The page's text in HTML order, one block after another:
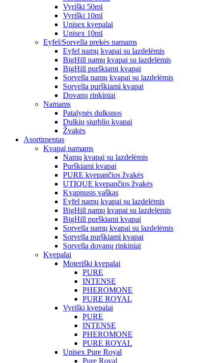
Vyriški 50ml
Vyriški 10ml
Unisex kvepalai
Unisex 10ml
Eyfel/Sorvella prekės namams
Eyfel namų kvapai su lazdelėmis
BigHill namų kvapai su lazdelėmis
BigHill purškiami kvapai
Sorvella namų kvapai su lazdelėmis
Sorvella purškiami kvapai
Dovanų rinkiniai
Namams
Patalynės dulksnos
Dulkių siurblio kvapai
Žvakės
Asortimentas
Kvapai namams
Namų kvapai su lazdelėmis
Purškiami kvapai
PURE kvepančios žvakės
UTIQUE kvepančios žvakės
Kvapnusis vaškas
Eyfel namų kvapai su lazdelėmis
BigHill namų kvapai su lazdelėmis
BigHill purškiami kvapai
Sorvella namų kvapai su lazdelėmis
Sorvella purškiami kvapai
Sorvella dovanų rinkiniai
Kvepalai
Moteriški kvepalai
PURE
INTENSE
PHEROMONE
PURE ROYAL
Vyriški kvepalai
PURE
INTENSE
PHEROMONE
PURE ROYAL
Unisex Pure Royal
Pure Royal